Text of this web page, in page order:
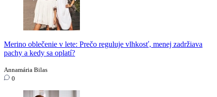
Merino oblečenie v lete: Prečo reguluje vlhkosť, menej zadržiava
pachy a kedy sa oplatí?
Annamária Bilas
0